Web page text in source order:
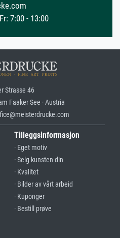
7:00 - 13:00
Strasse 46
Faaker See · Austria
Tilleggsinformasjon
· Eget motiv
· Selg kunsten din
· Kvalitet
· Bilder av vårt arbeid
· Kuponger
· Bestill prøve